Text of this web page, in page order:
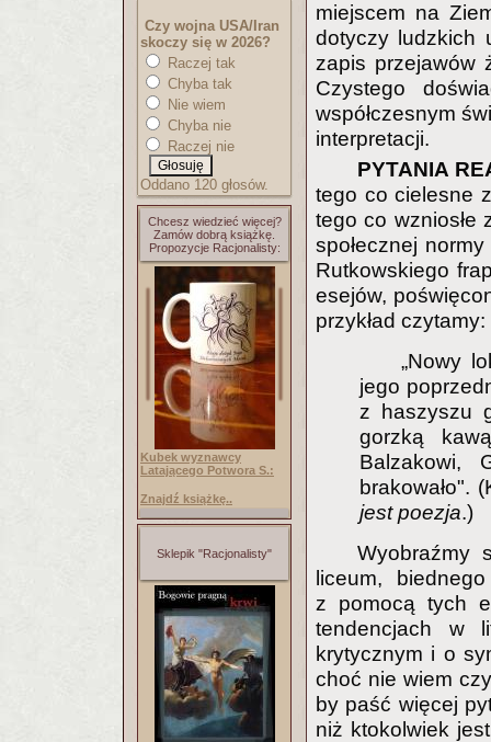
Czy wojna USA/Iran
skoczy się w 2026?
Raczej tak
Chyba tak
Nie wiem
Chyba nie
Raczej nie
Oddano 120 głosów.
Chcesz wiedzieć więcej?
Zamów dobrą książkę.
Propozycje Racjonalisty:
Kubek wyznawcy
Latającego Potwora S.:
Znajdź książkę..
Sklepik "Racjonalisty"
miejscem na
dotyczy ludzkich
zapis przejawów
Czystego
współczesnym
interpretacji.
PYTANIA
tego co cielesne
tego co wzniosłe
społecznej
Rutkowskiego
esejów,
przykład czytamy:
„Nowy
jego
z haszyszu
gorzką
Balzakowi,
brakowało".
jest poezja.)
Wyobraźmy
liceum,
z pomocą tych
tendencjach w
krytycznym i o
choć nie wiem
by paść więcej
niż ktokolwiek